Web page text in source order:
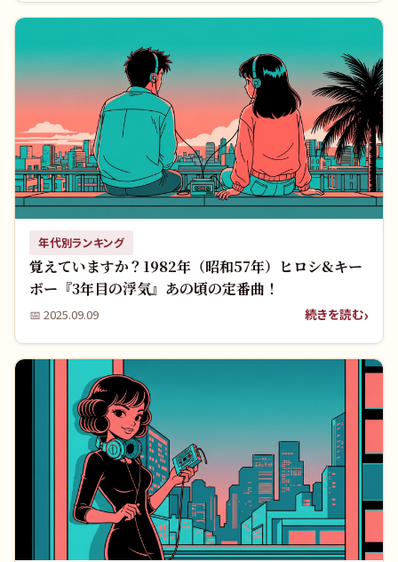
年代別ランキング
覚えていますか？1982年（昭和57年）ヒロシ&キー
ボー『3年目の浮気』あの頃の定番曲！
📅 2025.09.09 続きを読む